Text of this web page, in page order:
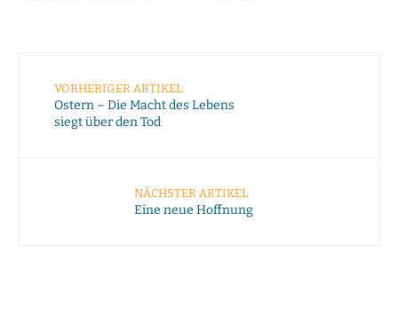
VORHERIGER ARTIKEL
Ostern – Die Macht des Lebens
siegt über den Tod
NÄCHSTER ARTIKEL
Eine neue Hoffnung